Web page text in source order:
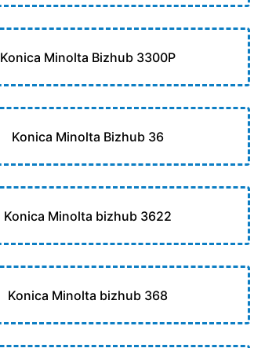
Konica Minolta Bizhub 3300P
Konica Minolta Bizhub 36
Konica Minolta bizhub 3622
Konica Minolta bizhub 368